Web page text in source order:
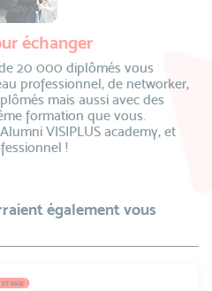
échanger
20 000 diplômés vous
professionnel, de networker,
mais aussi avec des
formation que vous.
VISIPLUS academy, et
!
également vous
ET PAIE